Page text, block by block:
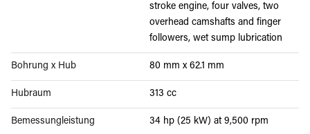
stroke engine, four valves, two
overhead camshafts and finger
followers, wet sump lubrication
Bohrung x Hub 80 mm x 62.1 mm
Hubraum 313 cc
Bemessungleistung 34 hp (25 kW) at 9,500 rpm